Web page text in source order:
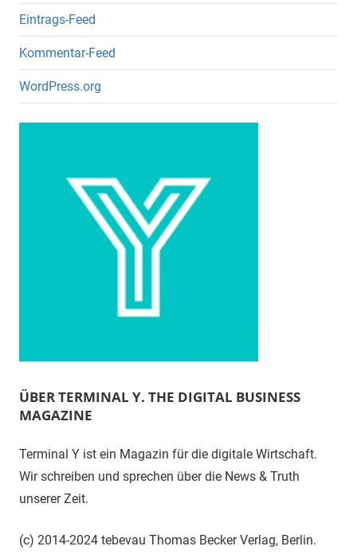
Eintrags-Feed
Kommentar-Feed
WordPress.org
ÜBER TERMINAL Y. THE DIGITAL BUSINESS
MAGAZINE
Terminal Y ist ein Magazin für die digitale Wirtschaft.
Wir schreiben und sprechen über die News & Truth
unserer Zeit.
(c) 2014-2024 tebevau Thomas Becker Verlag, Berlin.